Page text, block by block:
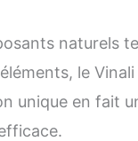
naturels
le
unique en fait